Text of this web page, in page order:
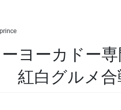
prince
ーヨーカドー
紅白グルメ合